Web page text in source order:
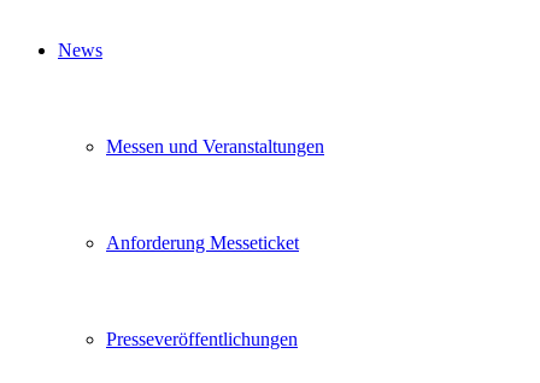
News
Messen und Veranstaltungen
Anforderung Messeticket
Presseveröffentlichungen